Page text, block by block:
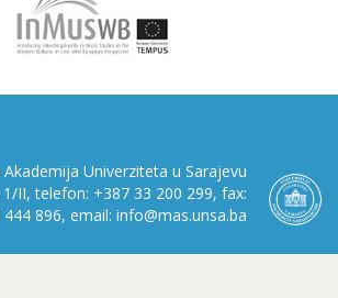
Univerziteta u Sarajevu
1/II, telefon: +387 33 200 299, fax:
896, email: info@mas.unsa.ba